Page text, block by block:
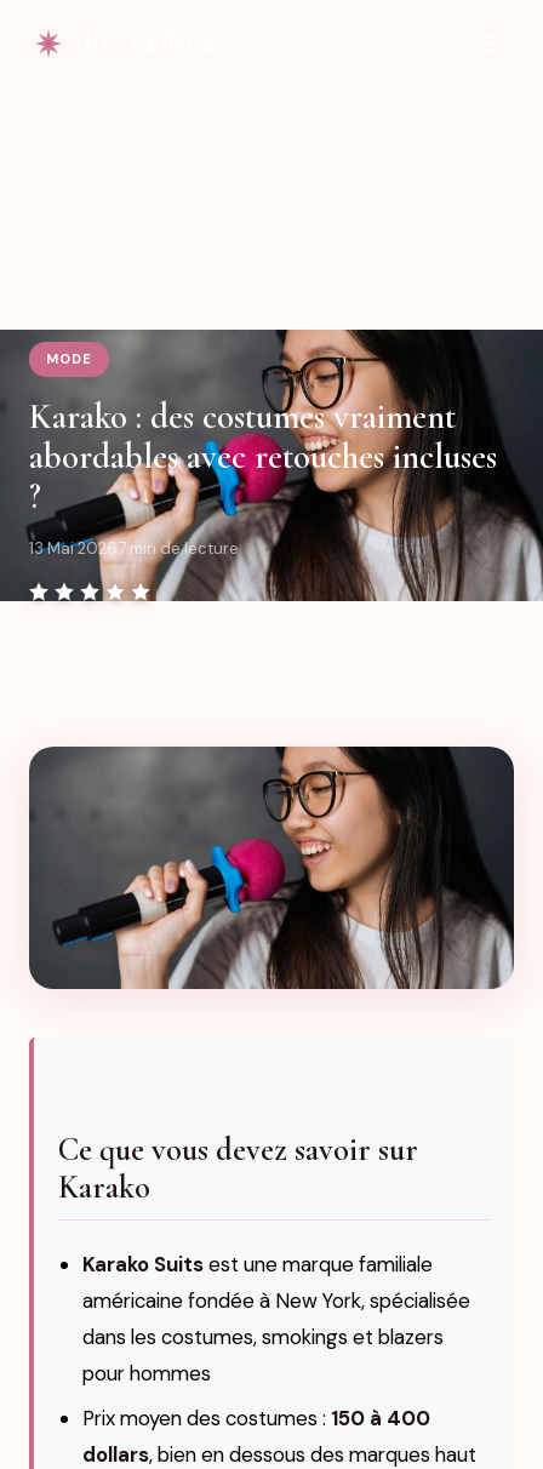
MODE
Karako : des costumes vraiment
abordables avec retouches incluses
?
13 Mai 20267 min de lecture
Ce que vous devez savoir sur
Karako
Karako Suitsest une marque familiale
américaine fondée à New York, spécialisée
dans les costumes, smokings et blazers
pour hommes
Prix moyen des costumes : 150 à 400
dollars, bien en dessous des marques haut